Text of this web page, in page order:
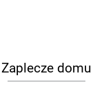
Zaplecze domu